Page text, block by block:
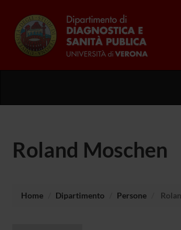
Roland Moschen
Home Dipartimento Persone